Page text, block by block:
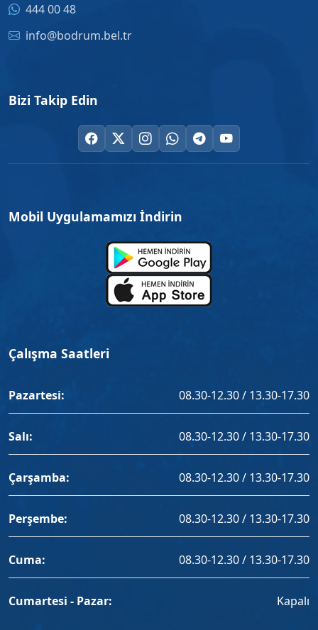
444 00 48
info@bodrum.bel.tr
Bizi Takip Edin
Mobil Uygulamamızı İndirin
Çalışma Saatleri
Pazartesi: 08.30-12.30 / 13.30-17.30
Salı: 08.30-12.30 / 13.30-17.30
Çarşamba: 08.30-12.30 / 13.30-17.30
Perşembe: 08.30-12.30 / 13.30-17.30
Cuma: 08.30-12.30 / 13.30-17.30
Cumartesi - Pazar: Kapalı